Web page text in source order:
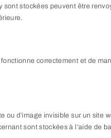
sont stockées peuvent être
correctement et de
d’image invisible sur un site
sont stockées à l’aide de